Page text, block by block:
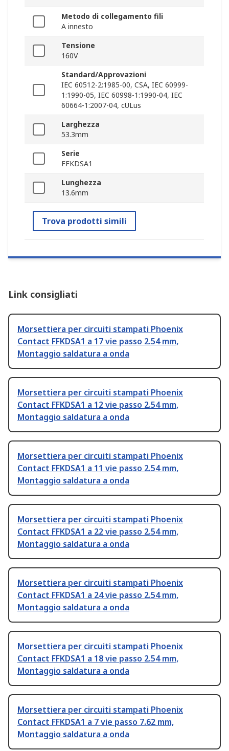
Metodo di collegamento fili
A innesto
Tensione
160V
Standard/Approvazioni
IEC 60512-2:1985-00, CSA, IEC 60999-
1:1990-05, IEC 60998-1:1990-04, IEC
60664-1:2007-04, cULus
Larghezza
53.3mm
Serie
FFKDSA1
Lunghezza
13.6mm
Trova prodotti simili
Link consigliati
Morsettiera per circuiti stampati Phoenix
Contact FFKDSA1 a 17 vie passo 2.54 mm,
Montaggio saldatura a onda
Morsettiera per circuiti stampati Phoenix
Contact FFKDSA1 a 12 vie passo 2.54 mm,
Montaggio saldatura a onda
Morsettiera per circuiti stampati Phoenix
Contact FFKDSA1 a 11 vie passo 2.54 mm,
Montaggio saldatura a onda
Morsettiera per circuiti stampati Phoenix
Contact FFKDSA1 a 22 vie passo 2.54 mm,
Montaggio saldatura a onda
Morsettiera per circuiti stampati Phoenix
Contact FFKDSA1 a 24 vie passo 2.54 mm,
Montaggio saldatura a onda
Morsettiera per circuiti stampati Phoenix
Contact FFKDSA1 a 18 vie passo 2.54 mm,
Montaggio saldatura a onda
Morsettiera per circuiti stampati Phoenix
Contact FFKDSA1 a 7 vie passo 7.62 mm,
Montaggio saldatura a onda